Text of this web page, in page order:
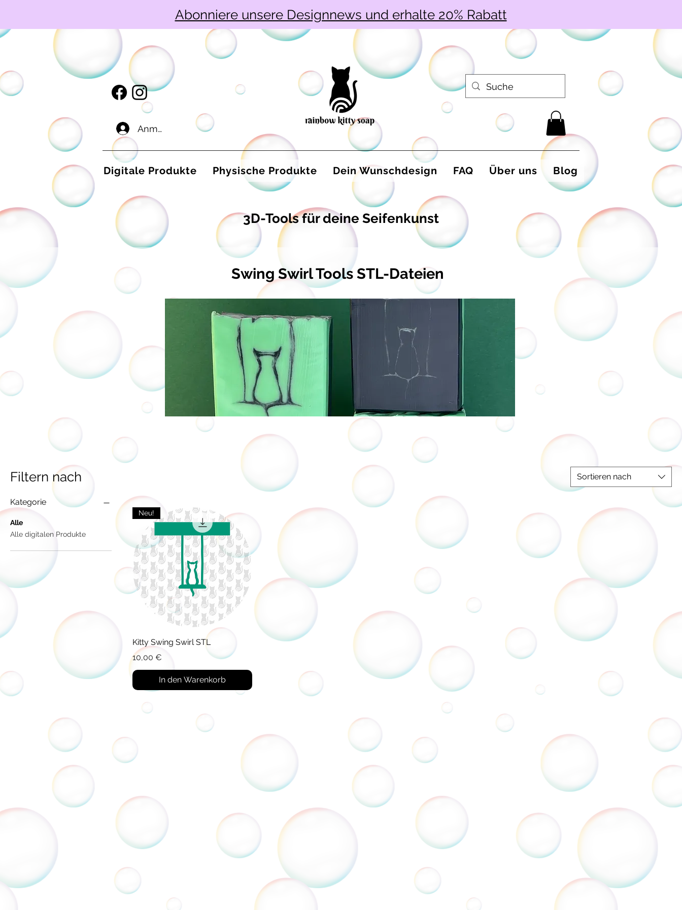
Abonniere unsere Designnews und erhalte 20% Rabatt
Anmelden
Digitale Produkte Physische Produkte Dein Wunschdesign FAQ Über uns Blog
3D-Tools für deine Seifenkunst
Swing Swirl Tools STL-Dateien
Filtern nach
Kategorie
Alle
Alle digitalen Produkte
Sortieren nach
Schnellansicht
Neu!
Kitty Swing Swirl STL
Preis
10,00 €
In den Warenkorb